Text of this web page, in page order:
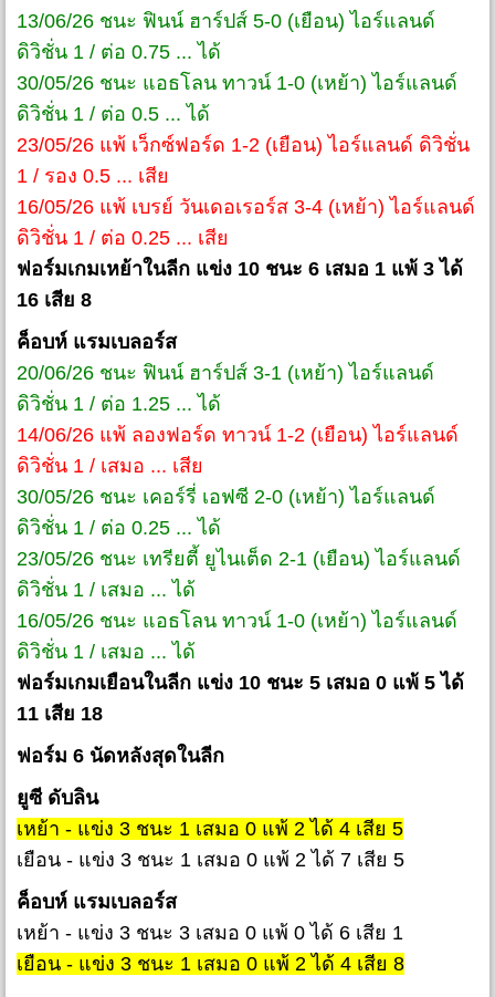
13/06/26 ชนะ ฟินน์ ฮาร์ปส์ 5-0 (เยือน) ไอร์แลนด์
ดิวิชั่น 1 / ต่อ 0.75 ... ได้
30/05/26 ชนะ แอธโลน ทาวน์ 1-0 (เหย้า) ไอร์แลนด์
ดิวิชั่น 1 / ต่อ 0.5 ... ได้
23/05/26 แพ้ เว็กซ์ฟอร์ด 1-2 (เยือน) ไอร์แลนด์ ดิวิชั่น
1 / รอง 0.5 ... เสีย
16/05/26 แพ้ เบรย์ วันเดอเรอร์ส 3-4 (เหย้า) ไอร์แลนด์
ดิวิชั่น 1 / ต่อ 0.25 ... เสีย
ฟอร์มเกมเหย้าในลีก แข่ง 10 ชนะ 6 เสมอ 1 แพ้ 3 ได้
16 เสีย 8
ค็อบห์ แรมเบลอร์ส
20/06/26 ชนะ ฟินน์ ฮาร์ปส์ 3-1 (เหย้า) ไอร์แลนด์
ดิวิชั่น 1 / ต่อ 1.25 ... ได้
14/06/26 แพ้ ลองฟอร์ด ทาวน์ 1-2 (เยือน) ไอร์แลนด์
ดิวิชั่น 1 / เสมอ ... เสีย
30/05/26 ชนะ เคอร์รี่ เอฟซี 2-0 (เหย้า) ไอร์แลนด์
ดิวิชั่น 1 / ต่อ 0.25 ... ได้
23/05/26 ชนะ เทรียตี้ ยูไนเต็ด 2-1 (เยือน) ไอร์แลนด์
ดิวิชั่น 1 / เสมอ ... ได้
16/05/26 ชนะ แอธโลน ทาวน์ 1-0 (เหย้า) ไอร์แลนด์
ดิวิชั่น 1 / เสมอ ... ได้
ฟอร์มเกมเยือนในลีก แข่ง 10 ชนะ 5 เสมอ 0 แพ้ 5 ได้
11 เสีย 18
ฟอร์ม 6 นัดหลังสุดในลีก
ยูซี ดับลิน
เหย้า - แข่ง 3 ชนะ 1 เสมอ 0 แพ้ 2 ได้ 4 เสีย 5
เยือน - แข่ง 3 ชนะ 1 เสมอ 0 แพ้ 2 ได้ 7 เสีย 5
ค็อบห์ แรมเบลอร์ส
เหย้า - แข่ง 3 ชนะ 3 เสมอ 0 แพ้ 0 ได้ 6 เสีย 1
เยือน - แข่ง 3 ชนะ 1 เสมอ 0 แพ้ 2 ได้ 4 เสีย 8